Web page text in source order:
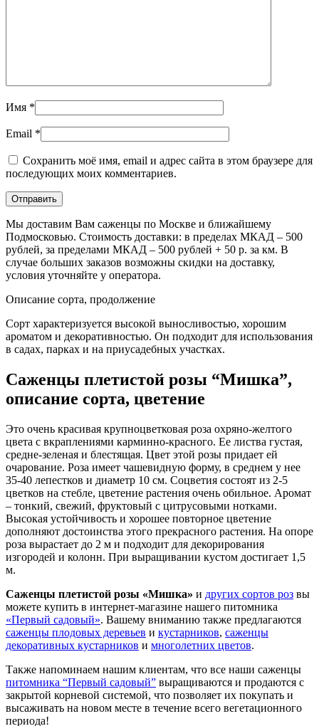
Имя *
Email *
Сохранить моё имя, email и адрес сайта в этом браузере для
последующих моих комментариев.
Мы доставим Вам саженцы по Москве и ближайшему
Подмосковью. Стоимость доставки: в пределах МКАД – 500
рублей, за пределами МКАД – 500 рублей + 50 р. за км. В
случае больших заказов возможны скидки на доставку,
условия уточняйте у оператора.
Описание сорта, продолжение
Сорт характеризуется высокой выносливостью, хорошим
ароматом и декоративностью. Он подходит для использования
в садах, парках и на приусадебных участках.
Саженцы плетистой розы “Мишка”,
описание сорта, цветение
Это очень красивая крупноцветковая роза охряно-желтого
цвета с вкраплениями карминно-красного. Ее листва густая,
средне-зеленая и блестящая. Цвет этой розы придает ей
очарование. Роза имеет чашевидную форму, в среднем у нее
35-40 лепестков и диаметр 10 см. Соцветия состоят из 2-5
цветков на стебле, цветение растения очень обильное. Аромат
– тонкий, свежий, фруктовый с цитрусовыми нотками.
Высокая устойчивость и хорошее повторное цветение
дополняют достоинства этого прекрасного растения. На опоре
роза вырастает до 2 м и подходит для декорирования
изгородей и колонн. При выращивании кустом достигает 1,5
м.
Саженцы плетистой розы «Мишка» и других сортов роз вы
можете купить в интернет-магазине нашего питомника
«Первый садовый». Вашему вниманию также предлагаются
саженцы плодовых деревьев и кустарников, саженцы
декоративных кустарников и многолетних цветов.
Также напоминаем нашим клиентам, что все наши саженцы
питомника “Первый садовый” выращиваются и продаются с
закрытой корневой системой, что позволяет их покупать и
высаживать на новом месте в течение всего вегетационного
периода!